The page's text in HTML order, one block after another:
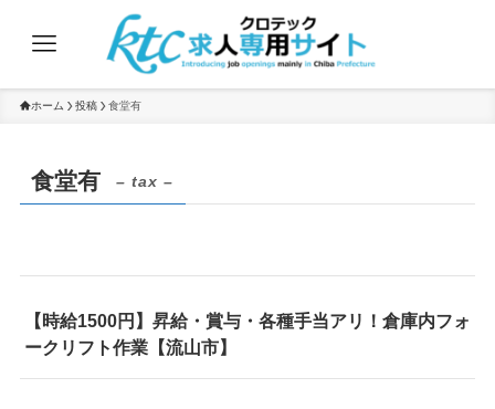
ホーム 投稿 食堂有
食堂有 – tax –
【時給1500円】昇給・賞与・各種手当アリ！倉庫内フォ
ークリフト作業【流山市】